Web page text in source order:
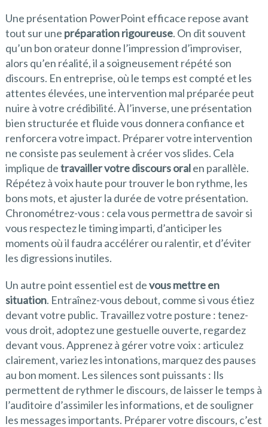
Une présentation PowerPoint efficace repose avant
tout sur une préparation rigoureuse. On dit souvent
qu’un bon orateur donne l’impression d’improviser,
alors qu’en réalité, il a soigneusement répété son
discours. En entreprise, où le temps est compté et les
attentes élevées, une intervention mal préparée peut
nuire à votre crédibilité. À l’inverse, une présentation
bien structurée et fluide vous donnera confiance et
renforcera votre impact. Préparer votre intervention
ne consiste pas seulement à créer vos slides. Cela
implique detravailler votre discours oralen parallèle.
Répétez à voix haute pour trouver le bon rythme, les
bons mots, et ajuster la durée de votre présentation.
Chronométrez-vous : cela vous permettra de savoir si
vous respectez le timing imparti, d’anticiper les
moments où il faudra accélérer ou ralentir, et d’éviter
les digressions inutiles.
Un autre point essentiel est devous mettre en
situation. Entraînez-vous debout, comme si vous étiez
devant votre public. Travaillez votre posture : tenez-
vous droit, adoptez une gestuelle ouverte, regardez
devant vous. Apprenez à gérer votre voix : articulez
clairement, variez les intonations, marquez des pauses
au bon moment. Les silences sont puissants : Ils
permettent de rythmer le discours, de laisser le temps à
l’auditoire d’assimiler les informations, et de souligner
les messages importants. Préparer votre discours, c’est